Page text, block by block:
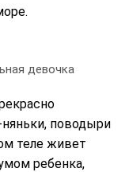
девочка
поводыри
теле живет
ребенка,